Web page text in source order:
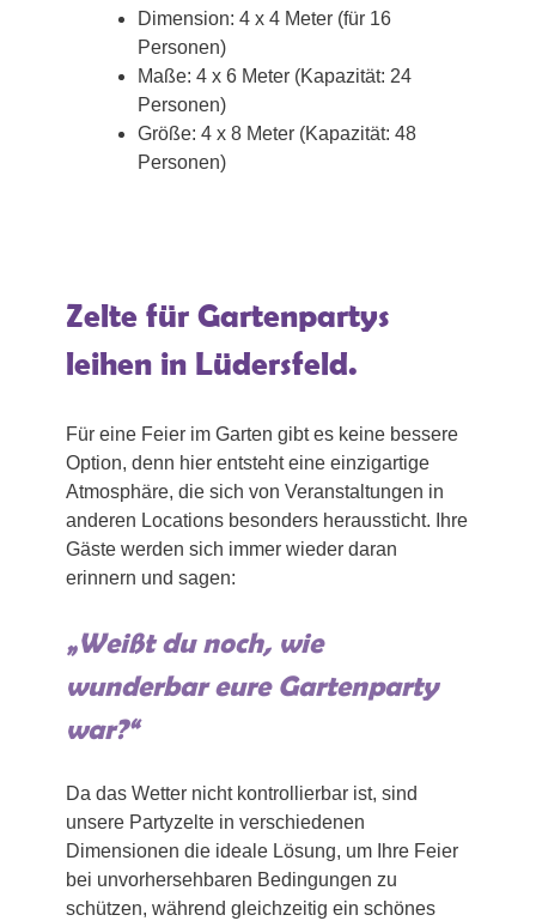
Dimension: 4 x 4 Meter (für 16
Personen)
Maße: 4 x 6 Meter (Kapazität: 24
Personen)
Größe: 4 x 8 Meter (Kapazität: 48
Personen)
Zelte für Gartenpartys
leihen in Lüdersfeld.
Für eine Feier im Garten gibt es keine bessere
Option, denn hier entsteht eine einzigartige
Atmosphäre, die sich von Veranstaltungen in
anderen Locations besonders heraussticht. Ihre
Gäste werden sich immer wieder daran
erinnern und sagen:
„Weißt du noch, wie
wunderbar eure Gartenparty
war?“
Da das Wetter nicht kontrollierbar ist, sind
unsere Partyzelte in verschiedenen
Dimensionen die ideale Lösung, um Ihre Feier
bei unvorhersehbaren Bedingungen zu
schützen, während gleichzeitig ein schönes